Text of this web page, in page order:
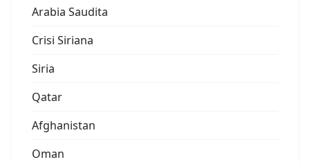
Arabia Saudita
Crisi Siriana
Siria
Qatar
Afghanistan
Oman